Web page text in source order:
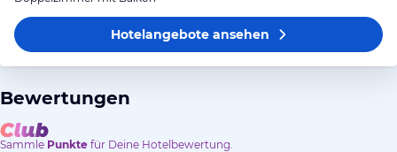
Hotelangeboteansehen
Bewertungen
Sammle Punkte für Deine Hotelbewertung.